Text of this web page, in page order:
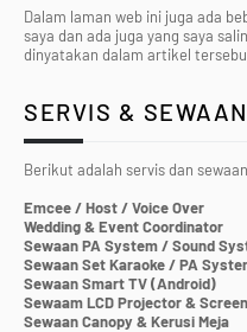
Dalam laman web ini juga ada
saya dan ada juga yang saya
dinyatakan dalam artikel
SERVIS & SEWAAN
Berikut adalah servis dan
Emcee / Host / Voice Over
Wedding & Event Coordinator
Sewaan PA System / Sound
Sewaan Set Karaoke / PA
Sewaan Smart TV (Android)
Sewaam LCD Projector & Screen
Sewaan Canopy & Kerusi Meja